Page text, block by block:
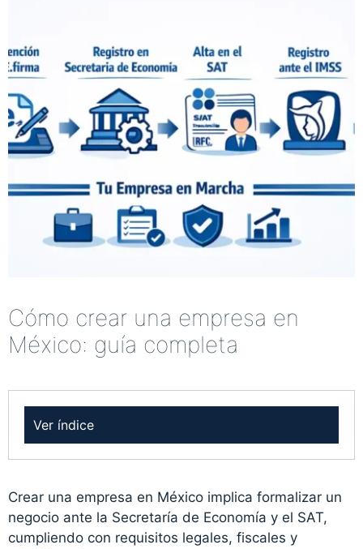
Cómo crear una empresa en
México: guía completa
Ver índice
Crear una empresa en México implica formalizar un
negocio ante la Secretaría de Economía y el SAT,
cumpliendo con requisitos legales, fiscales y